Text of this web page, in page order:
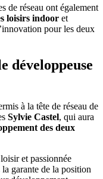
de réseau ont également
loisirs indoor et
pour les deux
développeuse
à la tête de réseau de
Sylvie Castel, qui aura
des deux
et passionnée
garante de la position